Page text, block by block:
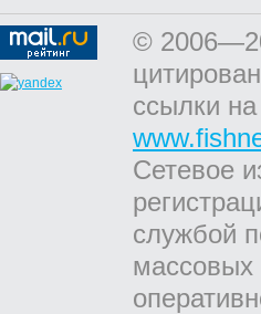
©
ссылки
Сетевое
службой
массовых